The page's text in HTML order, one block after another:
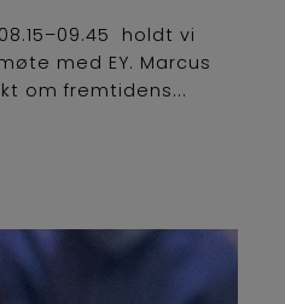
holdt vi
med EY. Marcus
om fremtidens...